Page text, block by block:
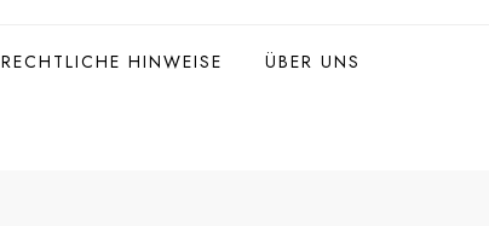
RECHTLICHE HINWEISE ÜBER UNS